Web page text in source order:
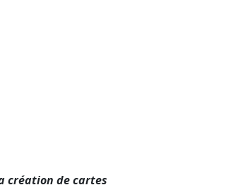
création de cartes